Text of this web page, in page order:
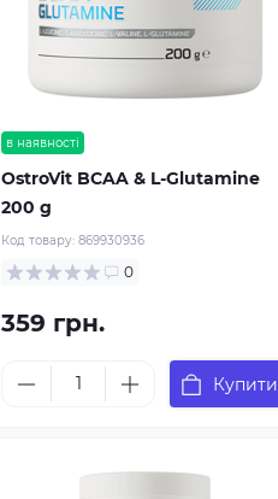
в наявності
OstroVit BCAA & L-Glutamine
200 g
Код товару:869930936
0
359 грн.
Купити